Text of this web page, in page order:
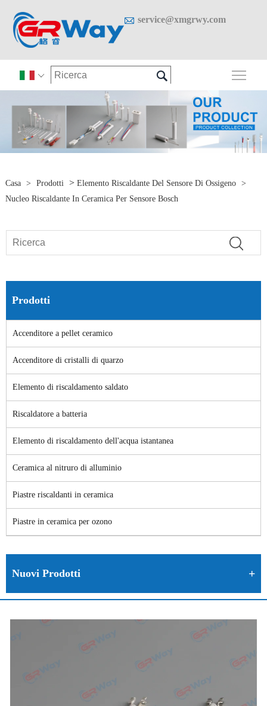
 service@xmgrwy.com
 
Casa > Prodotti > Elemento Riscaldante Del Sensore Di Ossigeno
>
Nucleo Riscaldante In Ceramica Per Sensore Bosch
Prodotti
Accenditore a pellet ceramico
Accenditore di cristalli di quarzo
Elemento di riscaldamento saldato
Riscaldatore a batteria
Elemento di riscaldamento dell'acqua istantanea
Ceramica al nitruro di alluminio
Piastre riscaldanti in ceramica
Piastre in ceramica per ozono
Nuovi Prodotti